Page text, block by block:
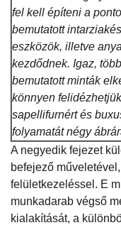
fel kell építeni a
bemutatott
eszközök, illetve
kezdődnek. Igaz,
bemutatott minták
könnyen
sapellifurnért és
folyamatát négy
A negyedik fejezet
befejező
felületkezeléssel. E
munkadarab végső
kialakítását, a